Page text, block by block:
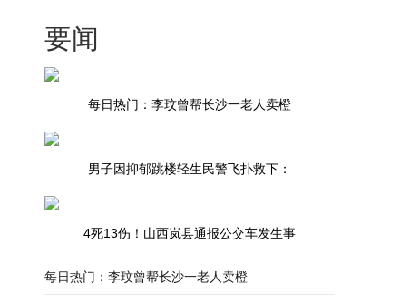
要闻
每日热门：李玟曾帮长沙一老人卖橙
男子因抑郁跳楼轻生民警飞扑救下：
4死13伤！山西岚县通报公交车发生事
每日热门：李玟曾帮长沙一老人卖橙